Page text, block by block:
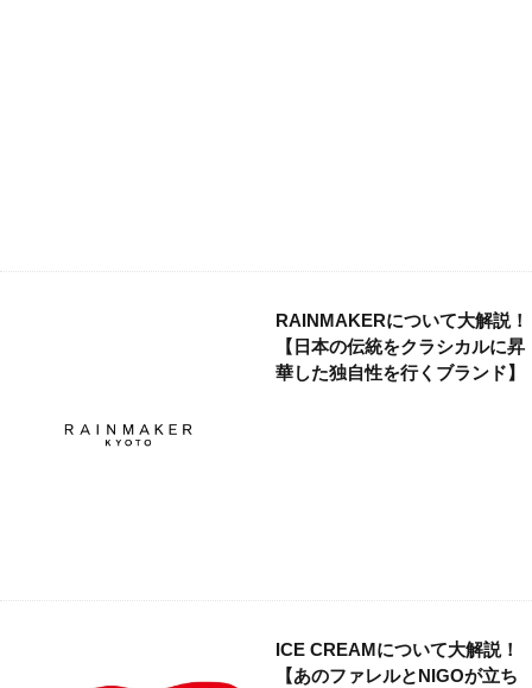
RAINMAKERについて大解説！
【日本の伝統をクラシカルに昇
華した独自性を行くブランド】
ICE CREAMについて大解説！
【あのファレルとNIGOが立ち